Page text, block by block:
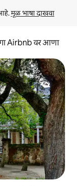
मूळ भाषा दाखवा
Airbnb वर आणा